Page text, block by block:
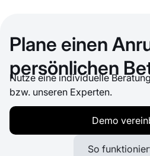
Plane einen
persönlichen
Nutze eine individuelle
bzw. unseren Experten.
Demo
So